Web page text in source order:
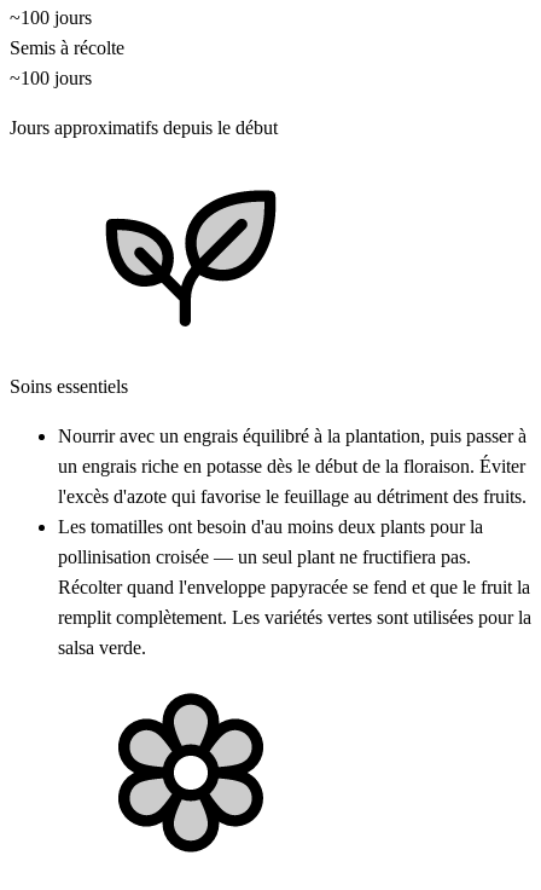
~100 jours
Semis à récolte
~100 jours
Jours approximatifs depuis le début
Soins essentiels
Nourrir avec un engrais équilibré à la plantation, puis passer à
un engrais riche en potasse dès le début de la floraison. Éviter
l'excès d'azote qui favorise le feuillage au détriment des fruits.
Les tomatilles ont besoin d'au moins deux plants pour la
pollinisation croisée — un seul plant ne fructifiera pas.
Récolter quand l'enveloppe papyracée se fend et que le fruit la
remplit complètement. Les variétés vertes sont utilisées pour la
salsa verde.